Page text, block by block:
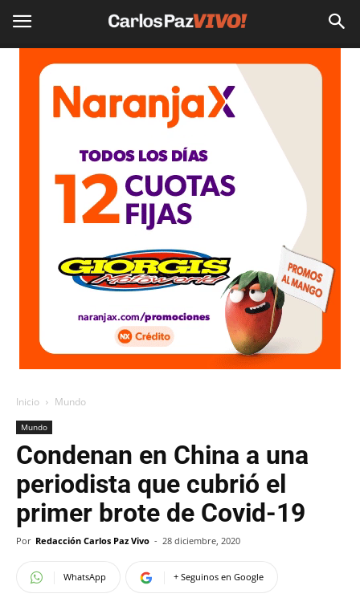
Inicio Mundo
Mundo
Condenan en China a una
periodista que cubrió el
primer brote de Covid-19
Por Redacción Carlos Paz Vivo - 28 diciembre, 2020
WhatsApp + Seguinos en Google